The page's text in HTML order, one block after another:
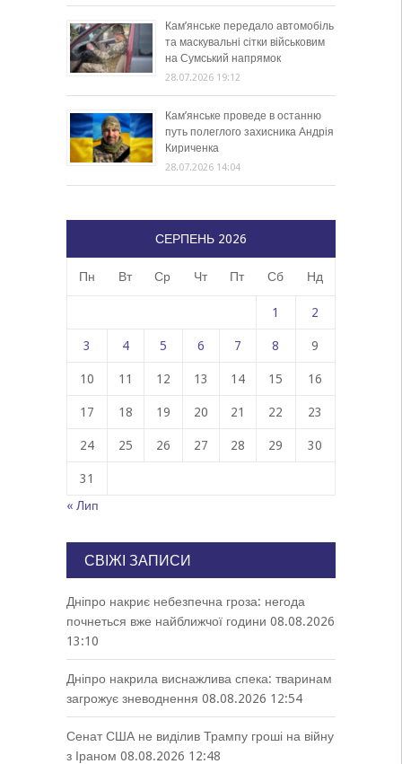
Кам’янське передало автомобіль
та маскувальні сітки військовим
на Сумський напрямок
28.07.2026 19:12
Кам’янське проведе в останню
путь полеглого захисника Андрія
Кириченка
28.07.2026 14:04
СЕРПЕНЬ 2026
Пн Вт Ср Чт Пт Сб Нд
1 2
3 4 5 6 7 8 9
10 11 12 13 14 15 16
17 18 19 20 21 22 23
24 25 26 27 28 29 30
31
« Лип
СВІЖІ ЗАПИСИ
Дніпро накриє небезпечна гроза: негода
почнеться вже найближчої години 08.08.2026
13:10
Дніпро накрила виснажлива спека: тваринам
загрожує зневоднення 08.08.2026 12:54
Сенат США не виділив Трампу гроші на війну
з Іраном 08.08.2026 12:48